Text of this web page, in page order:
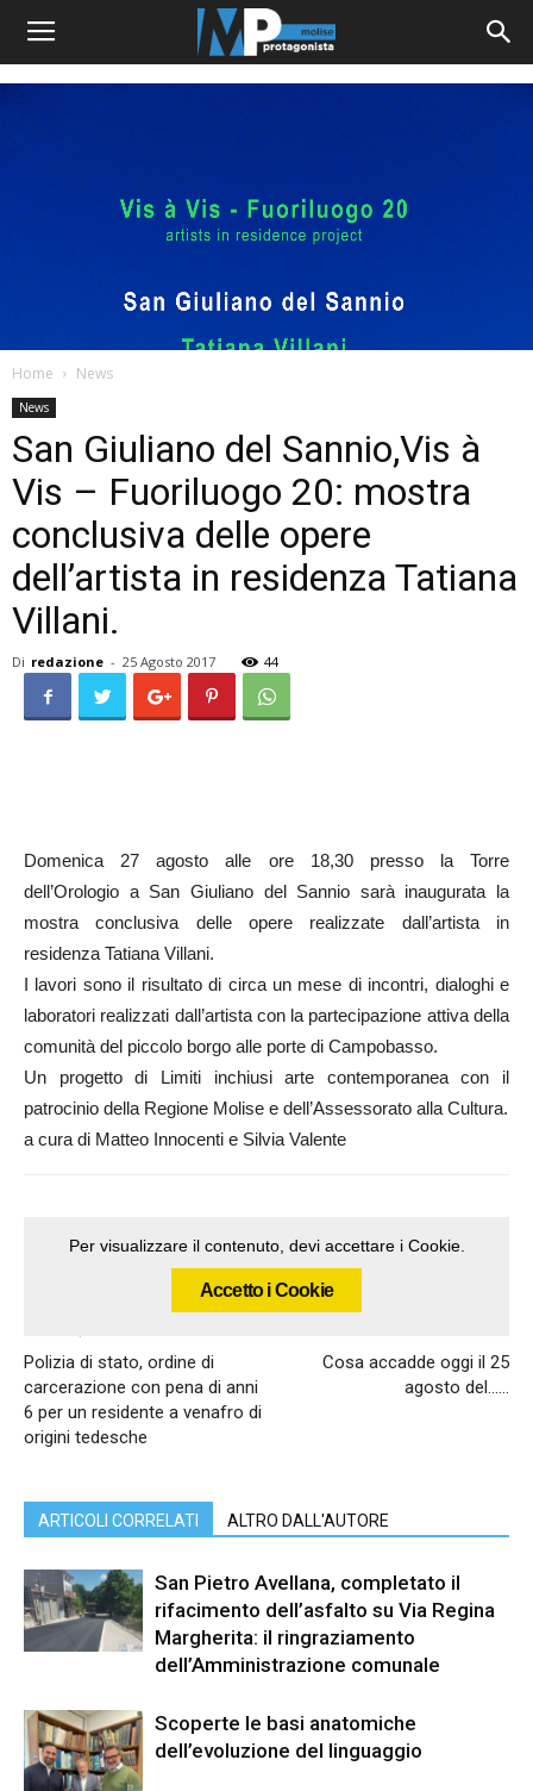
Home News
News
San Giuliano del Sannio,Vis à
Vis – Fuoriluogo 20: mostra
conclusiva delle opere
dell’artista in residenza Tatiana
Villani.
Di redazione - 25 Agosto 2017 44
Domenica 27 agosto alle ore 18,30 presso la Torre
dell’Orologio a San Giuliano del Sannio sarà inaugurata la
mostra conclusiva delle opere realizzate dall’artista in
residenza Tatiana Villani.
I lavori sono il risultato di circa un mese di incontri, dialoghi e
laboratori realizzati dall’artista con la partecipazione attiva della
comunità del piccolo borgo alle porte di Campobasso.
Un progetto di Limiti inchiusi arte contemporanea con il
patrocinio della Regione Molise e dell’Assessorato alla Cultura.
a cura di Matteo Innocenti e Silvia Valente
Per visualizzare il contenuto, devi accettare i Cookie.
Accetto i Cookie
Polizia di stato, ordine di
carcerazione con pena di anni
6 per un residente a venafro di
origini tedesche
Cosa accadde oggi il 25
agosto del……
ARTICOLI CORRELATI ALTRO DALL'AUTORE
San Pietro Avellana, completato il
rifacimento dell’asfalto su Via Regina
Margherita: il ringraziamento
dell’Amministrazione comunale
Scoperte le basi anatomiche
dell’evoluzione del linguaggio